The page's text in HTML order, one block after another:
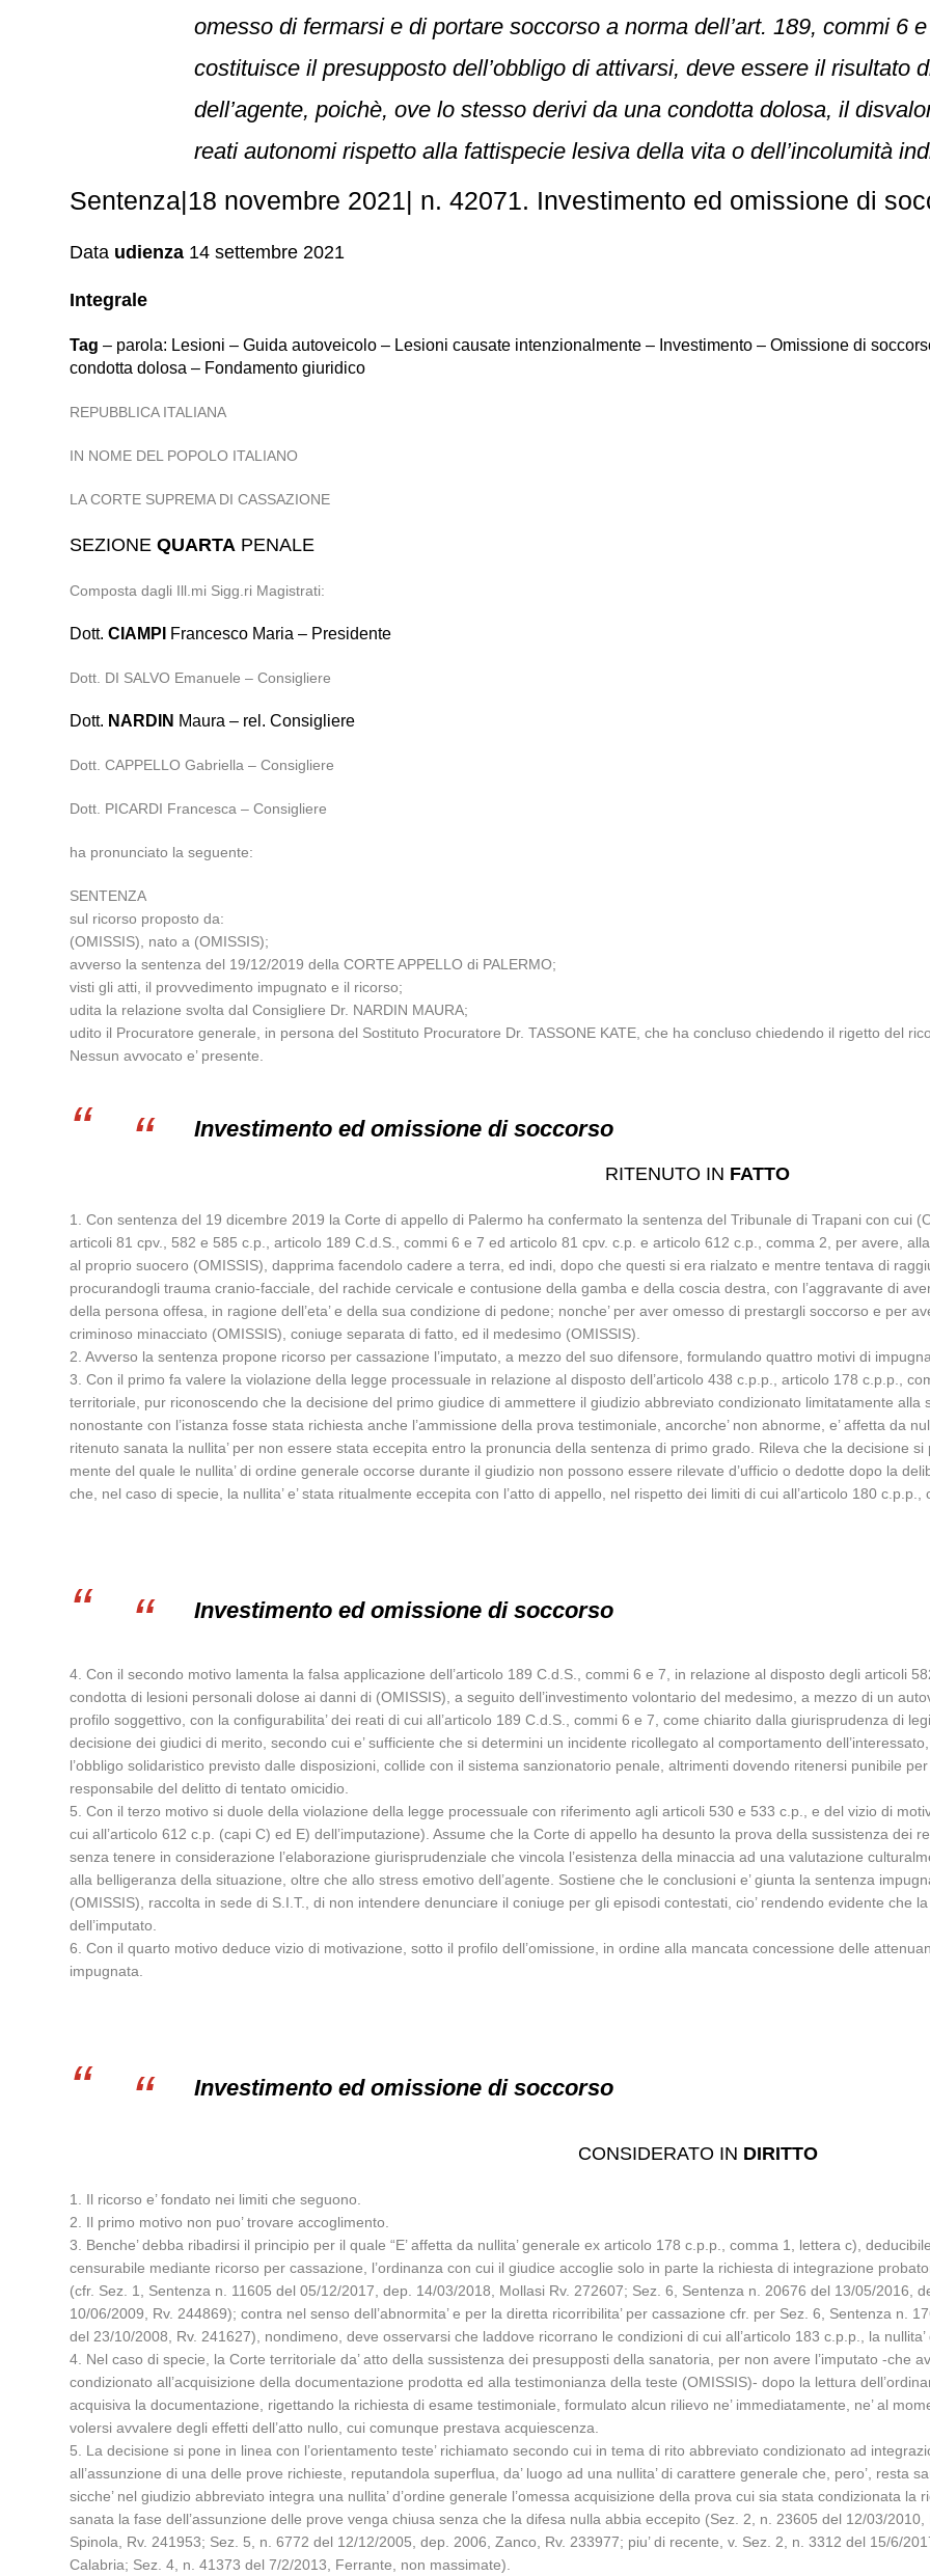
omesso di fermarsi e di portare soccorso a norma dell’art. 189, commi 6
costituisce il presupposto dell’obbligo di attivarsi, deve essere il risultato
dell’agente, poichè, ove lo stesso derivi da una condotta dolosa, il
reati autonomi rispetto alla fattispecie lesiva della vita o dell’incolumità
Sentenza|18 novembre 2021| n. 42071. Investimento ed omissione di
Data udienza 14 settembre 2021
Integrale
Tag – parola: Lesioni – Guida autoveicolo – Lesioni causate intenzionalmente – Investimento – Omissione di
condotta dolosa – Fondamento giuridico
REPUBBLICA ITALIANA
IN NOME DEL POPOLO ITALIANO
LA CORTE SUPREMA DI CASSAZIONE
SEZIONEQUARTA PENALE
Composta dagli Ill.mi Sigg.ri Magistrati:
Dott.CIAMPI Francesco Maria – Presidente
Dott. DI SALVO Emanuele – Consigliere
Dott. NARDIN Maura – rel. Consigliere
Dott. CAPPELLO Gabriella – Consigliere
Dott. PICARDI Francesca – Consigliere
ha pronunciato la seguente:
SENTENZA
sul ricorso proposto da:
(OMISSIS), nato a (OMISSIS);
avverso la sentenza del 19/12/2019 della CORTE APPELLO di PALERMO;
visti gli atti, il provvedimento impugnato e il ricorso;
udita la relazione svolta dal Consigliere Dr. NARDIN MAURA;
udito il Procuratore generale, in persona del Sostituto Procuratore Dr. TASSONE KATE, che ha concluso chiedendo il rigetto del
Nessun avvocato e’ presente.
Investimento ed omissione di soccorso
RITENUTO IN FATTO
1. Con sentenza del 19 dicembre 2019 la Corte di appello di Palermo ha confermato la sentenza del Tribunale di Trapani con cui
articoli 81 cpv., 582 e 585 c.p., articolo 189 C.d.S., commi 6 e 7 ed articolo 81 cpv. c.p. e articolo 612 c.p., comma 2, per avere,
al proprio suocero (OMISSIS), dapprima facendolo cadere a terra, ed indi, dopo che questi si era rialzato e mentre tentava di
procurandogli trauma cranio-facciale, del rachide cervicale e contusione della gamba e della coscia destra, con l’aggravante di
della persona offesa, in ragione dell’eta’ e della sua condizione di pedone; nonche’ per aver omesso di prestargli soccorso e per
criminoso minacciato (OMISSIS), coniuge separata di fatto, ed il medesimo (OMISSIS).
2. Avverso la sentenza propone ricorso per cassazione l’imputato, a mezzo del suo difensore, formulando quattro motivi di
3. Con il primo fa valere la violazione della legge processuale in relazione al disposto dell’articolo 438 c.p.p., articolo 178 c.p.p.,
territoriale, pur riconoscendo che la decisione del primo giudice di ammettere il giudizio abbreviato condizionato limitatamente alla
nonostante con l’istanza fosse stata richiesta anche l’ammissione della prova testimoniale, ancorche’ non abnorme, e’ affetta da
ritenuto sanata la nullita’ per non essere stata eccepita entro la pronuncia della sentenza di primo grado. Rileva che la decisione
mente del quale le nullita’ di ordine generale occorse durante il giudizio non possono essere rilevate d’ufficio o dedotte dopo la
che, nel caso di specie, la nullita’ e’ stata ritualmente eccepita con l’atto di appello, nel rispetto dei limiti di cui all’articolo 180
Investimento ed omissione di soccorso
4. Con il secondo motivo lamenta la falsa applicazione dell’articolo 189 C.d.S., commi 6 e 7, in relazione al disposto degli articoli
condotta di lesioni personali dolose ai danni di (OMISSIS), a seguito dell’investimento volontario del medesimo, a mezzo di un
profilo soggettivo, con la configurabilita’ dei reati di cui all’articolo 189 C.d.S., commi 6 e 7, come chiarito dalla giurisprudenza di
decisione dei giudici di merito, secondo cui e’ sufficiente che si determini un incidente ricollegato al comportamento
l’obbligo solidaristico previsto dalle disposizioni, collide con il sistema sanzionatorio penale, altrimenti dovendo ritenersi punibile
responsabile del delitto di tentato omicidio.
5. Con il terzo motivo si duole della violazione della legge processuale con riferimento agli articoli 530 e 533 c.p., e del vizio di
cui all’articolo 612 c.p. (capi C) ed E) dell’imputazione). Assume che la Corte di appello ha desunto la prova della sussistenza dei
senza tenere in considerazione l’elaborazione giurisprudenziale che vincola l’esistenza della minaccia ad una valutazione
alla belligeranza della situazione, oltre che allo stress emotivo dell’agente. Sostiene che le conclusioni e’ giunta la sentenza
(OMISSIS), raccolta in sede di S.I.T., di non intendere denunciare il coniuge per gli episodi contestati, cio’ rendendo evidente che
dell’imputato.
6. Con il quarto motivo deduce vizio di motivazione, sotto il profilo dell’omissione, in ordine alla mancata concessione delle
impugnata.
Investimento ed omissione di soccorso
CONSIDERATO IN DIRITTO
1. Il ricorso e’ fondato nei limiti che seguono.
2. Il primo motivo non puo’ trovare accoglimento.
3. Benche’ debba ribadirsi il principio per il quale “E’ affetta da nullita’ generale ex articolo 178 c.p.p., comma 1, lettera c),
censurabile mediante ricorso per cassazione, l’ordinanza con cui il giudice accoglie solo in parte la richiesta di integrazione
(cfr. Sez. 1, Sentenza n. 11605 del 05/12/2017, dep. 14/03/2018, Mollasi Rv. 272607; Sez. 6, Sentenza n. 20676 del 13/05/2016,
10/06/2009, Rv. 244869); contra nel senso dell’abnormita’ e per la diretta ricorribilita’ per cassazione cfr. per Sez. 6, Sentenza n.
del 23/10/2008, Rv. 241627), nondimeno, deve osservarsi che laddove ricorrano le condizioni di cui all’articolo 183 c.p.p., la nullita’
4. Nel caso di specie, la Corte territoriale da’ atto della sussistenza dei presupposti della sanatoria, per non avere l’imputato -che
condizionato all’acquisizione della documentazione prodotta ed alla testimonianza della teste (OMISSIS)- dopo la lettura
acquisiva la documentazione, rigettando la richiesta di esame testimoniale, formulato alcun rilievo ne’ immediatamente, ne’ al
volersi avvalere degli effetti dell’atto nullo, cui comunque prestava acquiescenza.
5. La decisione si pone in linea con l’orientamento teste’ richiamato secondo cui in tema di rito abbreviato condizionato ad
all’assunzione di una delle prove richieste, reputandola superflua, da’ luogo ad una nullita’ di carattere generale che, pero’, resta
sicche’ nel giudizio abbreviato integra una nullita’ d’ordine generale l’omessa acquisizione della prova cui sia stata condizionata
sanata la fase dell’assunzione delle prove venga chiusa senza che la difesa nulla abbia eccepito (Sez. 2, n. 23605 del 12/03/
Spinola, Rv. 241953; Sez. 5, n. 6772 del 12/12/2005, dep. 2006, Zanco, Rv. 233977; piu’ di recente, v. Sez. 2, n. 3312 del 15/6/
Calabria; Sez. 4, n. 41373 del 7/2/2013, Ferrante, non massimate).